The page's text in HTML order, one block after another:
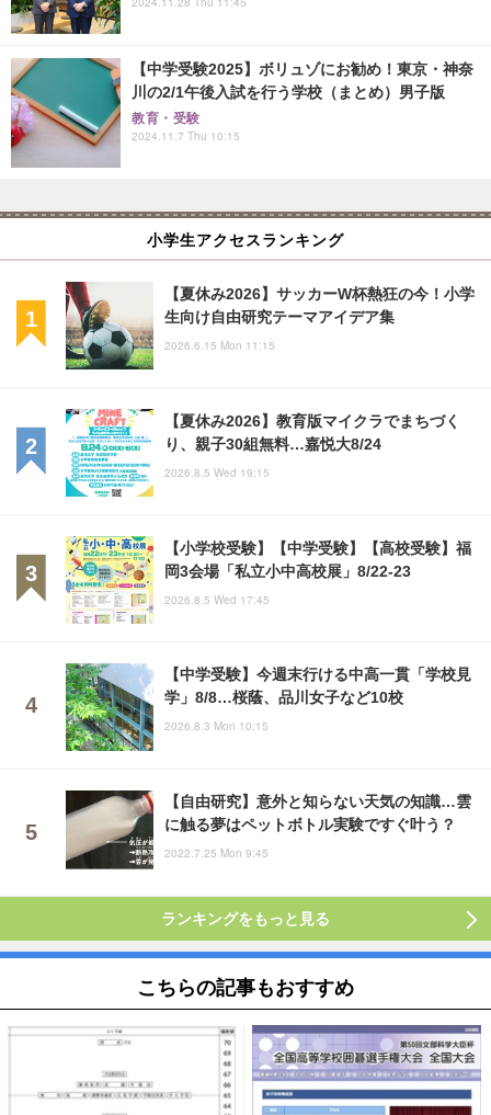
【中学受験2025】ボリュゾにお勧め！東京・神奈
川の2/1午後入試を行う学校（まとめ）男子版
教育・受験
2024.11.7 Thu 10:15
小学生アクセスランキング
【夏休み2026】サッカーW杯熱狂の今！小学
生向け自由研究テーマアイデア集
2026.6.15 Mon 11:15
【夏休み2026】教育版マイクラでまちづく
り、親子30組無料…嘉悦大8/24
2026.8.5 Wed 19:15
【小学校受験】【中学受験】【高校受験】福
岡3会場「私立小中高校展」8/22-23
2026.8.5 Wed 17:45
【中学受験】今週末行ける中高一貫「学校見
学」8/8…桜蔭、品川女子など10校
2026.8.3 Mon 10:15
【自由研究】意外と知らない天気の知識…雲
に触る夢はペットボトル実験ですぐ叶う？
2022.7.25 Mon 9:45
ランキングをもっと見る
こちらの記事もおすすめ